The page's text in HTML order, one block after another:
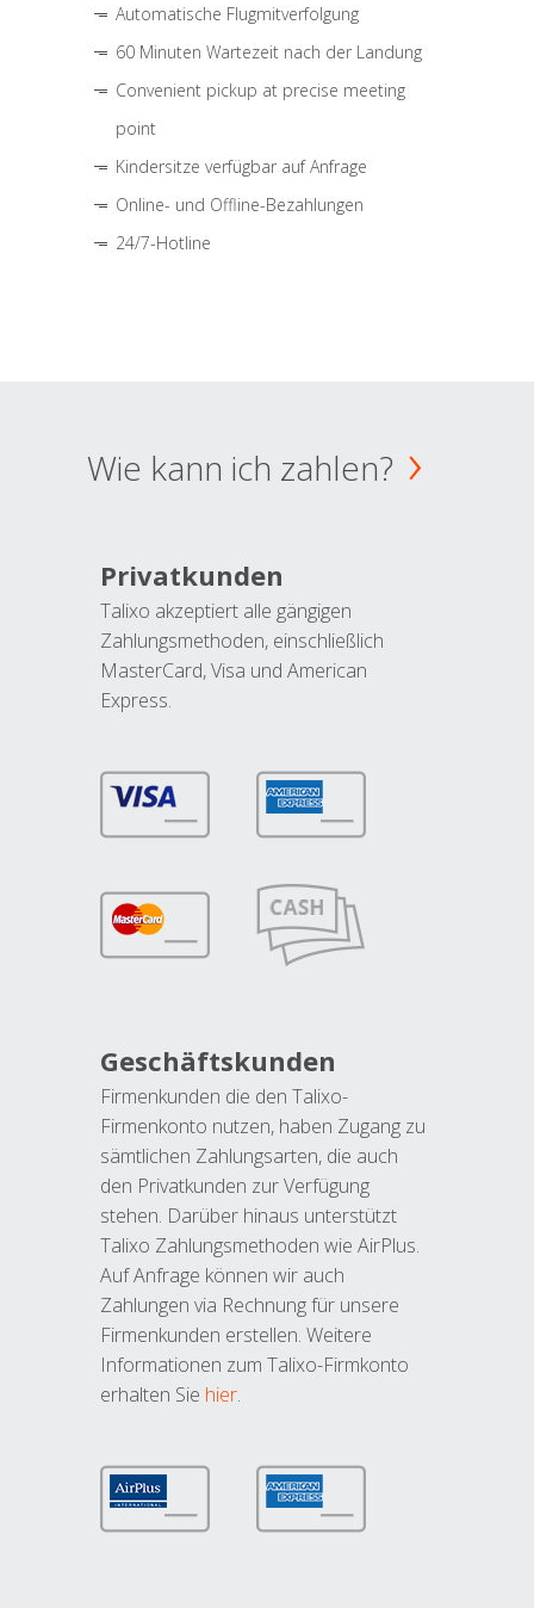
Automatische Flugmitverfolgung
60 Minuten Wartezeit nach der Landung
Convenient pickup at precise meeting
point
Kindersitze verfügbar auf Anfrage
Online- und Offline-Bezahlungen
24/7-Hotline
Wie kann ich zahlen?
Privatkunden
Talixo akzeptiert alle gängigen
Zahlungsmethoden, einschließlich
MasterCard, Visa und American
Express.
Geschäftskunden
Firmenkunden die den Talixo-
Firmenkonto nutzen, haben Zugang zu
sämtlichen Zahlungsarten, die auch
den Privatkunden zur Verfügung
stehen. Darüber hinaus unterstützt
Talixo Zahlungsmethoden wie AirPlus.
Auf Anfrage können wir auch
Zahlungen via Rechnung für unsere
Firmenkunden erstellen. Weitere
Informationen zum Talixo-Firmkonto
erhalten Sie hier.